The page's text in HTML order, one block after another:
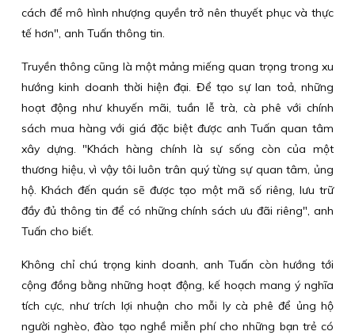
cách để mô hình nhượng quyền trở nên thuyết phục và thực
tế hơn", anh Tuấn thông tin.
Truyền thông cũng là một mảng miếng quan trọng trong xu
hướng kinh doanh thời hiện đại. Để tạo sự lan toả, những
hoạt động như khuyến mãi, tuần lễ trà, cà phê với chính
sách mua hàng với giá đặc biệt được anh Tuấn quan tâm
xây dựng. "Khách hàng chính là sự sống còn của một
thương hiệu, vì vậy tôi luôn trân quý từng sự quan tâm, ủng
hộ. Khách đến quán sẽ được tạo một mã số riêng, lưu trữ
đầy đủ thông tin để có những chính sách ưu đãi riêng", anh
Tuấn cho biết.
Không chỉ chú trọng kinh doanh, anh Tuấn còn hướng tới
cộng đồng bằng những hoạt động, kế hoạch mang ý nghĩa
tích cực, như trích lợi nhuận cho mỗi ly cà phê để ủng hộ
người nghèo, đào tạo nghề miễn phí cho những bạn trẻ có